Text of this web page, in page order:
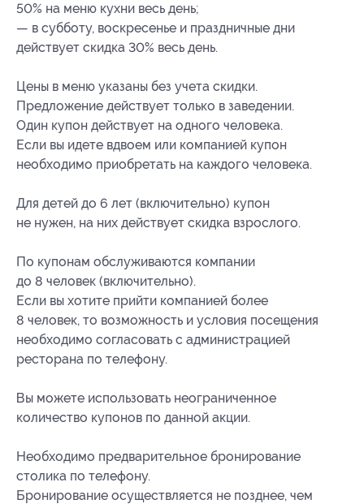
50% на меню кухни весь день;
— в субботу, воскресенье и праздничные дни
действует скидка 30% весь день.
Цены в меню указаны без учета скидки.
Предложение действует только в заведении.
Один купон действует на одного человека.
Если вы идете вдвоем или компанией купон
необходимо приобретать на каждого человека.
Для детей до 6 лет (включительно) купон
не нужен, на них действует скидка взрослого.
По купонам обслуживаются компании
до 8 человек (включительно).
Если вы хотите прийти компанией более
8 человек, то возможность и условия посещения
необходимо согласовать с администрацией
ресторана по телефону.
Вы можете использовать неограниченное
количество купонов по данной акции.
Необходимо предварительное бронирование
столика по телефону.
Бронирование осуществляется не позднее, чем